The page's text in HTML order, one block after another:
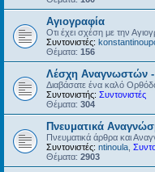
Αγιογραφία
Οτι έχει σχέση με την
Συντονιστές:
Θέματα: 156
Λέσχη Αναγνωστών -
Διαβάσατε ένα καλό
Συντονιστής: Συντονιστές
Θέματα: 304
Πνευματικά
Πνευματικά άρθρα και
Συντονιστές: ntinoula
Θέματα: 2903